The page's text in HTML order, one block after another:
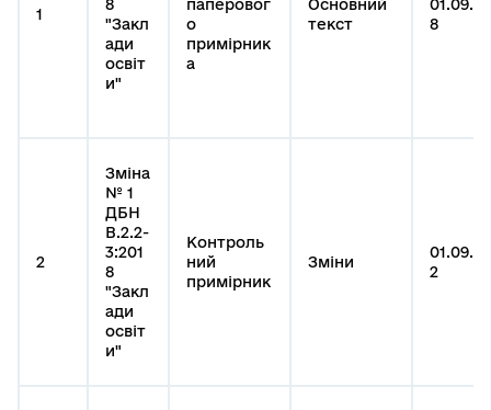
1
8
"Закл
ади
освіт
и"
паперовог
о
примірник
а
Основний
текст
8
2
Зміна
№ 1
ДБН
В.2.2-
3:201
8
"Закл
ади
освіт
и"
Контроль
ний
примірник
Зміни
2